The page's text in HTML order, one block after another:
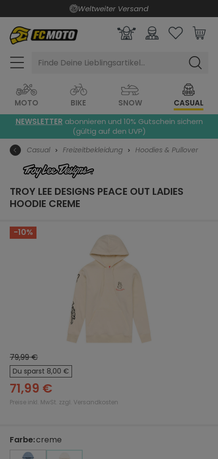
Weltweiter Versand
MOTO BIKE SNOW CASUAL
Finde Deine Lieblingsartikel...
NEWSLETTER abonnieren und 10% Gutschein sichern
(gültig auf den UVP)
Casual Freizeitbekleidung Hoodies & Pullover
TROY LEE DESIGNS PEACE OUT LADIES
HOODIE CREME
Bildergalerie überspringen
-10%
79,99 €
Du sparst 8,00 €
71,99 €
Preise inkl. MwSt. zzgl. Versandkosten
Farbe
auswählen
:creme
hellblau